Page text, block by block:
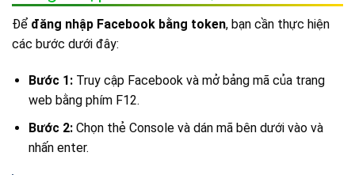
Để đăng nhập Facebook bằng token, bạn cần thực hiện
các bước dưới đây:
Bước 1:Truy cập Facebook và mở bảng mã của trang
web bằng phím F12.
Bước 2:Chọn thẻ Console và dán mã bên dưới vào và
nhấn enter.